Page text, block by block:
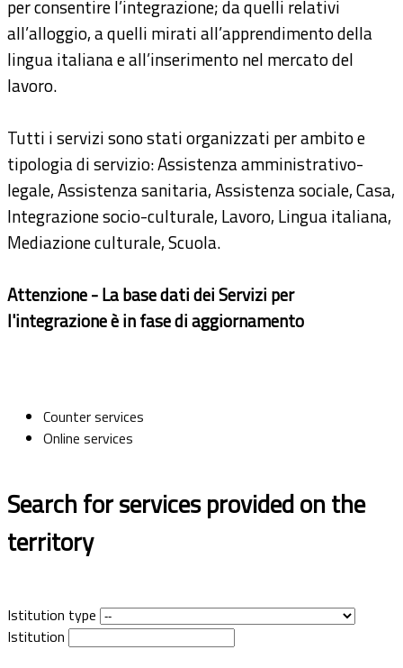
Documents
per consentire l’integrazione; da quelli relativi
all’alloggio, a quelli mirati all’apprendimento della
lingua italiana e all’inserimento nel mercato del
lavoro.
Tutti i servizi sono stati organizzati per ambito e
tipologia di servizio: Assistenza amministrativo-
legale, Assistenza sanitaria, Assistenza sociale, Casa,
Integrazione socio-culturale, Lavoro, Lingua italiana,
Mediazione culturale, Scuola.
Attenzione - La base dati dei Servizi per
l'integrazione è in fase di aggiornamento
Counter services
Online services
Search for services provided on the
territory
Istitution type
Istitution